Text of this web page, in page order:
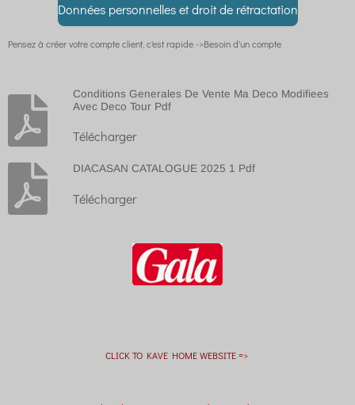
Données personnelles et droit de rétractation
Pensez à créer votre compte client, c'est rapide ->Besoin d'un compte
Conditions Generales De Vente Ma Deco Modifiees
Avec Deco Tour Pdf
Télécharger
DIACASAN CATALOGUE 2025 1 Pdf
Télécharger
CLICK TO KAVE HOME WEBSITE =>